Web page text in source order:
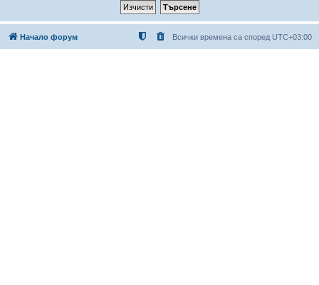
Начало форум Всички времена са според UTC+03:00